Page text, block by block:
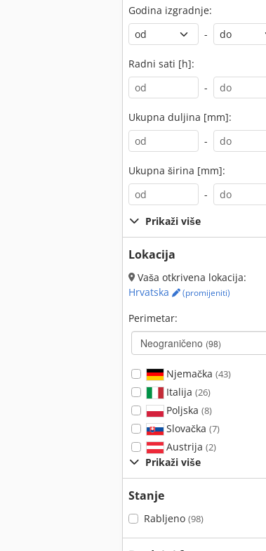
Godina izgradnje:
-
Radni sati [h]:
-
Ukupna duljina [mm]:
-
Ukupna širina [mm]:
-
Prikaži više
Lokacija
Vaša otkrivena lokacija:
Hrvatska
(promijeniti)
Perimetar:
Neograničeno (98)
Njemačka (43)
Italija (26)
Poljska (8)
Slovačka (7)
Austrija (2)
Prikaži više
Stanje
Rabljeno (98)